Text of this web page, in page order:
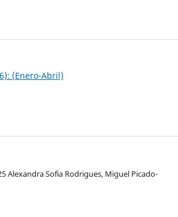
(Enero-Abril)
Alexandra Sofia Rodrigues, Miguel Picado-